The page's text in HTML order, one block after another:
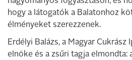
hogy a látogatók a Balatonhoz
élményeket szerezzenek.
Erdélyi Balázs, a Magyar Cukrász
elnöke és a zsűri tagja elmondta: